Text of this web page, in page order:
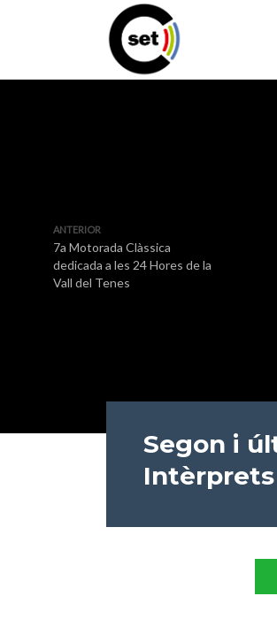
ANTERIOR
7a Motorada Clàssica
dedicada a les 24 Hores de la
Vall del Tenes
Segon i
Intèrprets